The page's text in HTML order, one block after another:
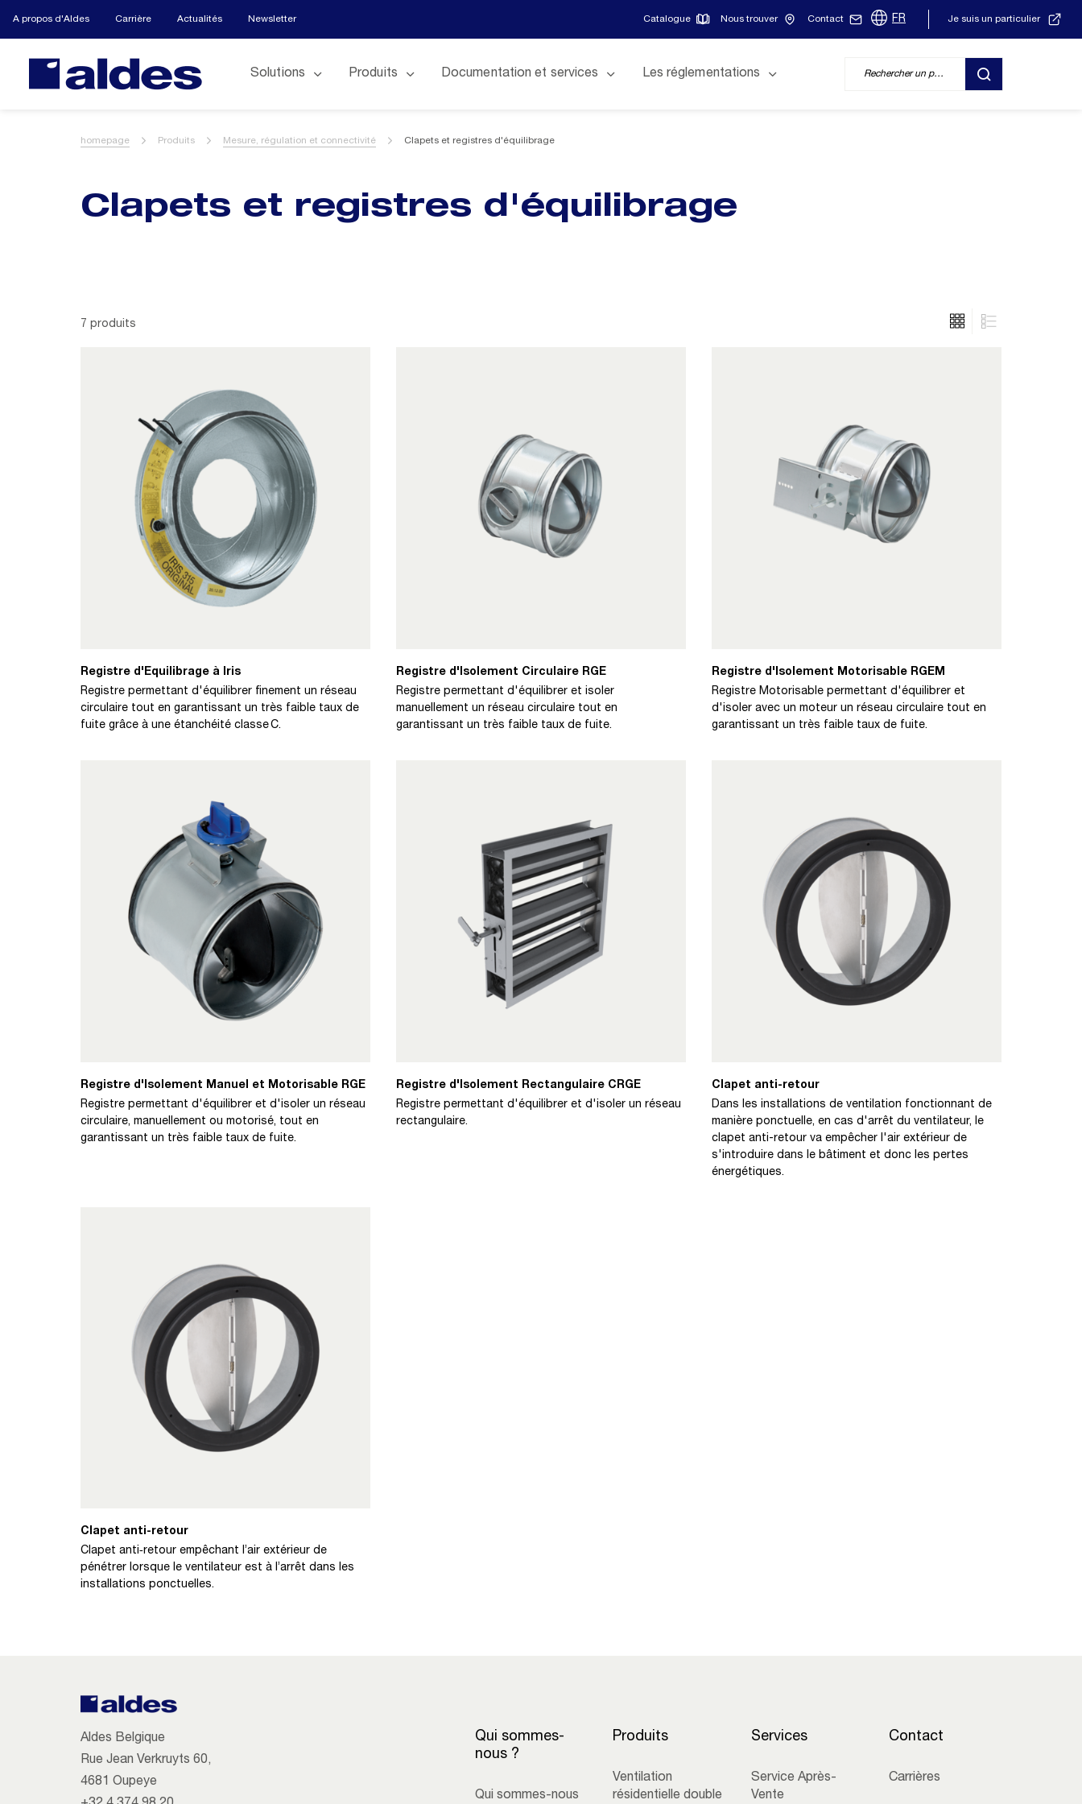
A propos d'Aldes Carrière Actualités Newsletter Catalogue Nous trouver Contact FR Je suis un particulier
Solutions Produits Documentation et services Les réglementations
RECHERCHER
homepage Produits Mesure, régulation et connectivité Clapets et registres d'équilibrage
Clapets et registres d'équilibrage
7 produits
Registre d'Equilibrage à Iris
Registre permettant d'équilibrer finement un réseau
circulaire tout en garantissant un très faible taux de
fuite grâce à une étanchéité classe C.
Registre d'Isolement Circulaire RGE
Registre permettant d'équilibrer et isoler
manuellement un réseau circulaire tout en
garantissant un très faible taux de fuite.
Registre d'Isolement Motorisable RGEM
Registre Motorisable permettant d'équilibrer et
d'isoler avec un moteur un réseau circulaire tout en
garantissant un très faible taux de fuite.
Registre d'Isolement Manuel et Motorisable RGE
Registre permettant d'équilibrer et d'isoler un réseau
circulaire, manuellement ou motorisé, tout en
garantissant un très faible taux de fuite.
Registre d'Isolement Rectangulaire CRGE
Registre permettant d'équilibrer et d'isoler un réseau
rectangulaire.
Clapet anti-retour
Dans les installations de ventilation fonctionnant de
manière ponctuelle, en cas d'arrêt du ventilateur, le
clapet anti-retour va empêcher l'air extérieur de
s'introduire dans le bâtiment et donc les pertes
énergétiques.
Clapet anti-retour
Clapet anti‑retour empêchant l’air extérieur de
pénétrer lorsque le ventilateur est à l’arrêt dans les
installations ponctuelles.
Aldes Belgique
Rue Jean Verkruyts 60,
4681 Oupeye
Qui sommes-
nous ?
Qui sommes-nous
Produits
Ventilation
résidentielle double
Services
Service Après-
Vente
Contact
Carrières